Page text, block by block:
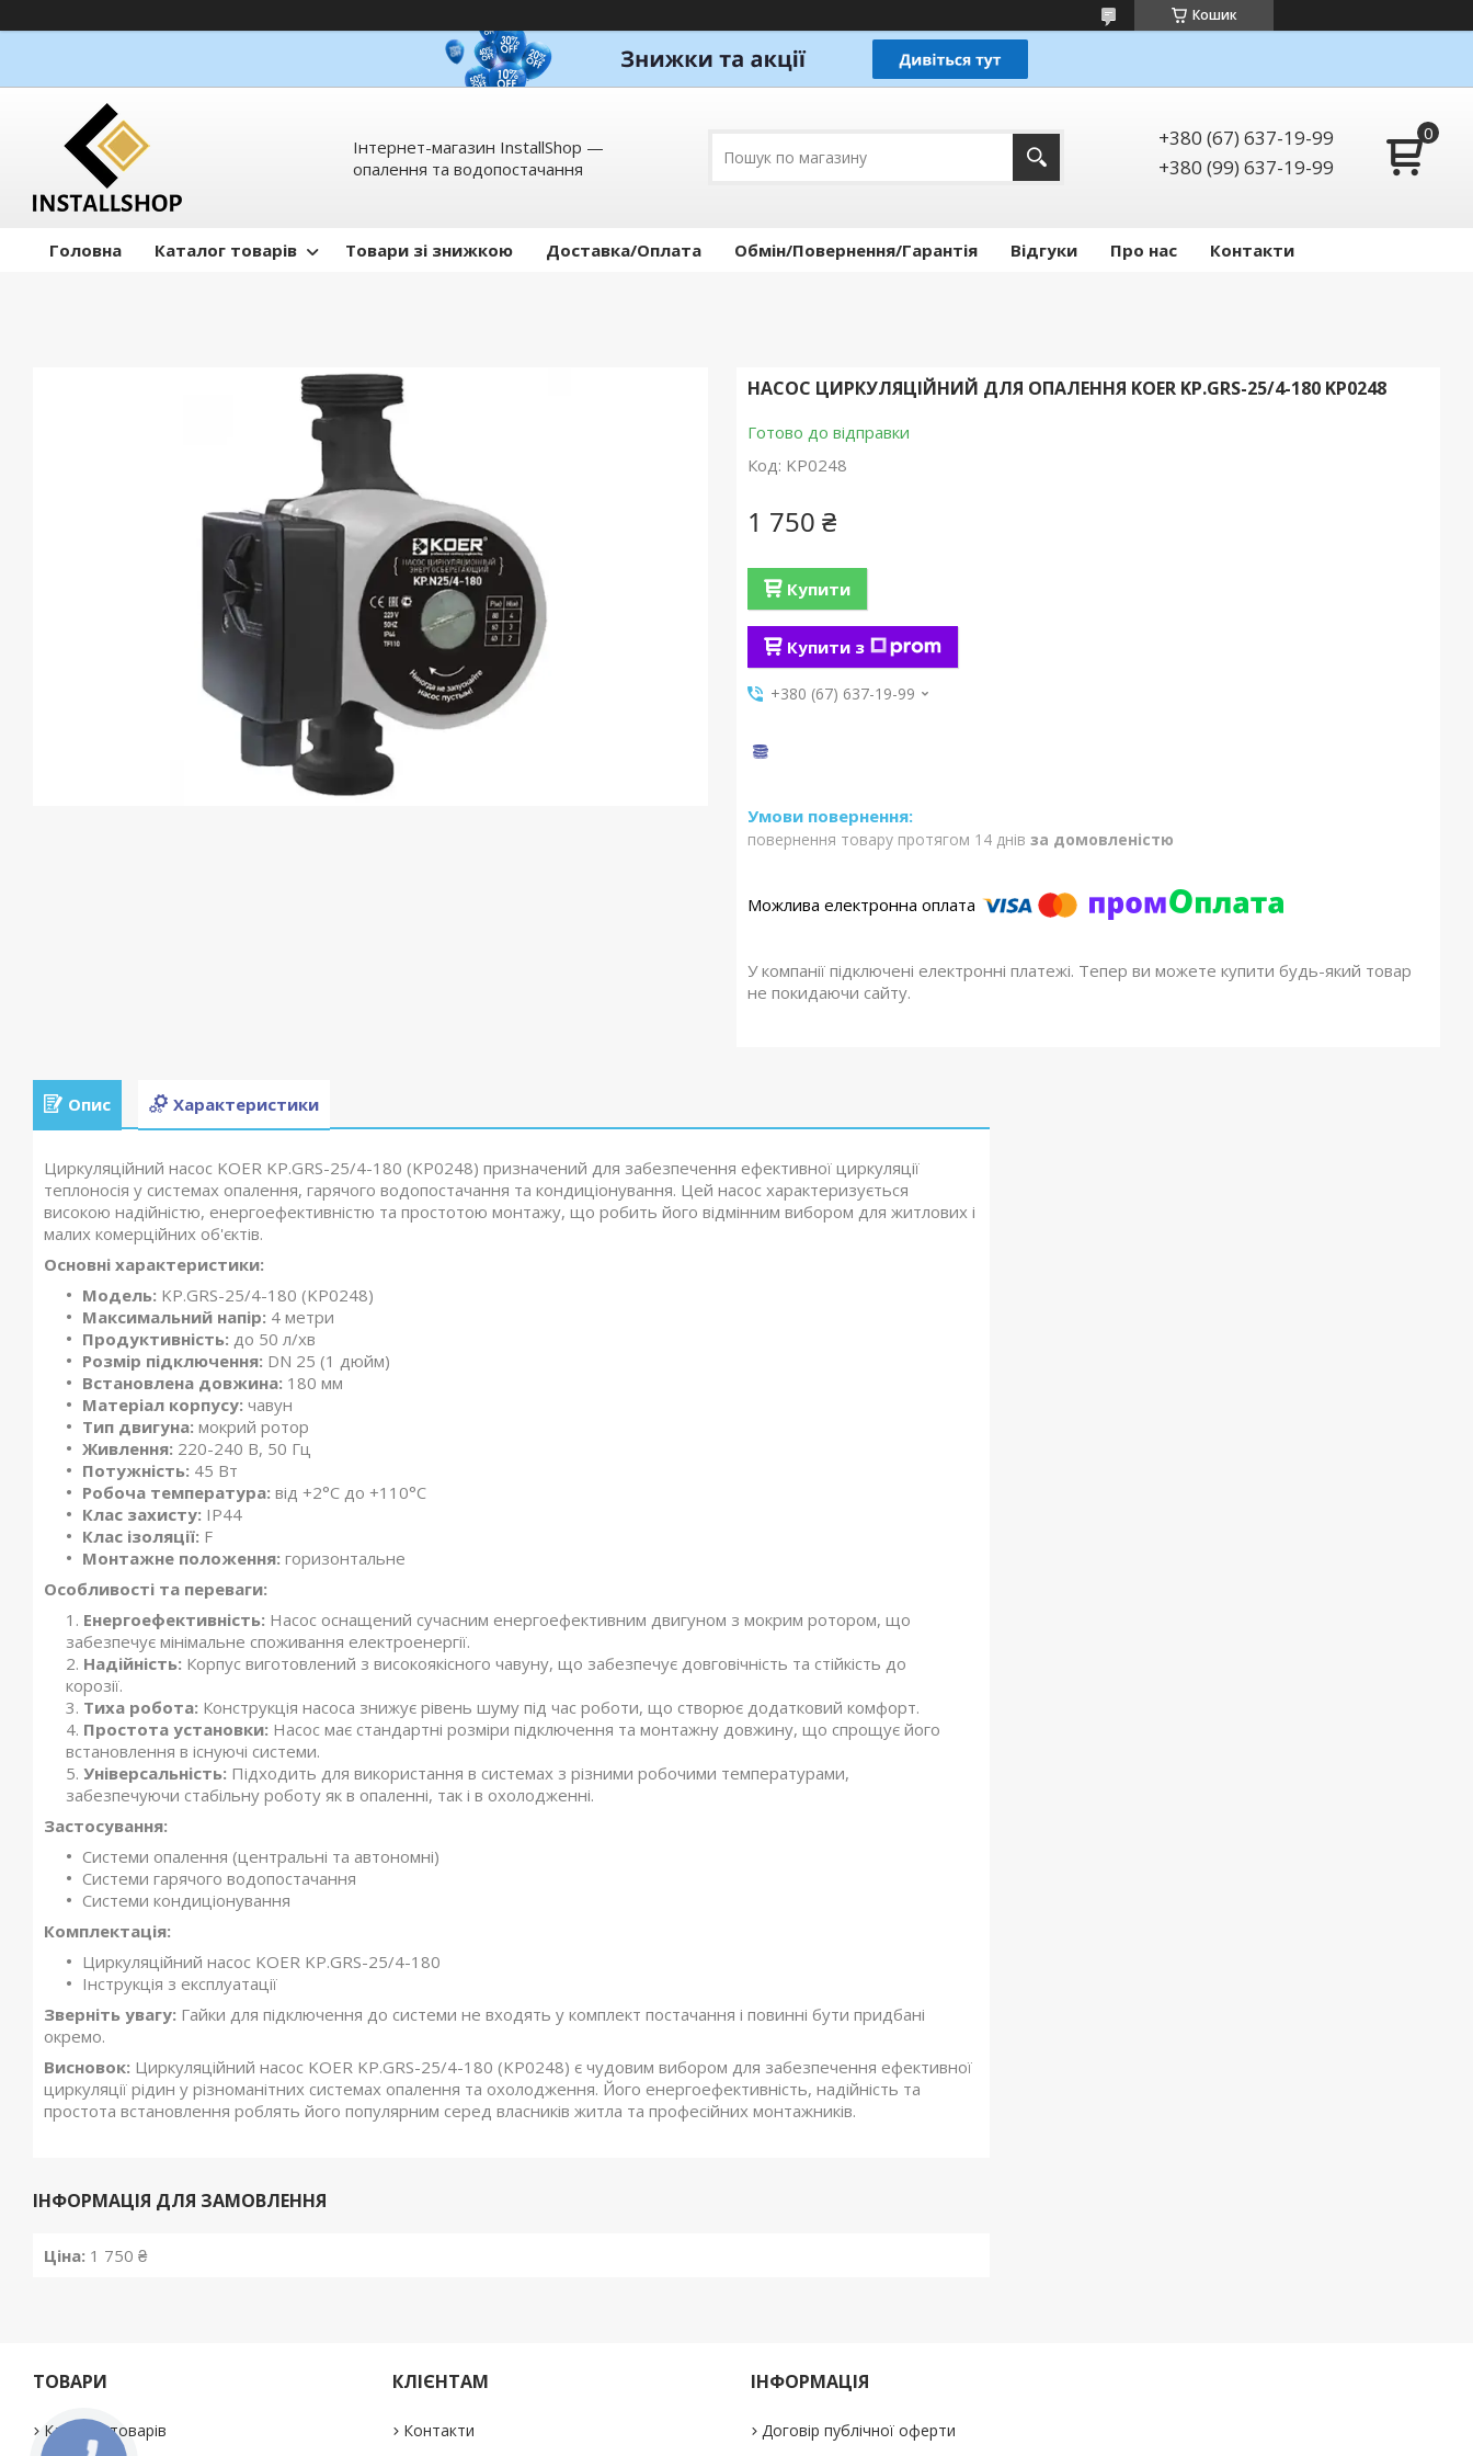
Кошик
Інтернет-магазин InstallShop —
опалення та водопостачання
+380 (67) 637-19-99
+380 (99) 637-19-99
Головна Каталог товарів Товари зі знижкою Доставка/Оплата Обмін/Повернення/Гарантія Відгуки Про нас Контакти
НАСОС ЦИРКУЛЯЦІЙНИЙ ДЛЯ ОПАЛЕННЯ KOER KP.GRS-25/4-180 KP0248
Готово до відправки
Код: KP0248
1 750 ₴
Купити
Купити з
+380 (67) 637-19-99
повернення товару протягом 14 днів за домовленістю
У компанії підключені електронні платежі. Тепер ви можете купити будь-який товар
не покидаючи сайту.
Опис Характеристики
Циркуляційний насос KOER KP.GRS-25/4-180 (KP0248) призначений для забезпечення ефективної циркуляції
теплоносія у системах опалення, гарячого водопостачання та кондиціонування. Цей насос характеризується
високою надійністю, енергоефективністю та простотою монтажу, що робить його відмінним вибором для житлових і
малих комерційних об'єктів.
Основні характеристики:
Модель: KP.GRS-25/4-180 (KP0248)
Максимальний напір: 4 метри
Продуктивність: до 50 л/хв
Розмір підключення: DN 25 (1 дюйм)
Встановлена довжина: 180 мм
Матеріал корпусу: чавун
Тип двигуна: мокрий ротор
Живлення: 220-240 В, 50 Гц
Потужність: 45 Вт
Робоча температура: від +2°C до +110°C
Клас захисту: IP44
Клас ізоляції: F
Монтажне положення: горизонтальне
Особливості та переваги:
Енергоефективність: Насос оснащений сучасним енергоефективним двигуном з мокрим ротором, що
забезпечує мінімальне споживання електроенергії.
Надійність: Корпус виготовлений з високоякісного чавуну, що забезпечує довговічність та стійкість до
корозії.
Тиха робота: Конструкція насоса знижує рівень шуму під час роботи, що створює додатковий комфорт.
Простота установки: Насос має стандартні розміри підключення та монтажну довжину, що спрощує його
встановлення в існуючі системи.
Універсальність: Підходить для використання в системах з різними робочими температурами,
забезпечуючи стабільну роботу як в опаленні, так і в охолодженні.
Застосування:
Системи опалення (центральні та автономні)
Системи гарячого водопостачання
Системи кондиціонування
Комплектація:
Циркуляційний насос KOER KP.GRS-25/4-180
Інструкція з експлуатації
Зверніть увагу: Гайки для підключення до системи не входять у комплект постачання і повинні бути придбані
окремо.
Висновок: Циркуляційний насос KOER KP.GRS-25/4-180 (KP0248) є чудовим вибором для забезпечення ефективної
циркуляції рідин у різноманітних системах опалення та охолодження. Його енергоефективність, надійність та
простота встановлення роблять його популярним серед власників житла та професійних монтажників.
ІНФОРМАЦІЯ ДЛЯ ЗАМОВЛЕННЯ
Ціна: 1 750 ₴
ТОВАРИ
Каталог товарів
КЛІЄНТАМ
Контакти
ІНФОРМАЦІЯ
Договір публічної оферти